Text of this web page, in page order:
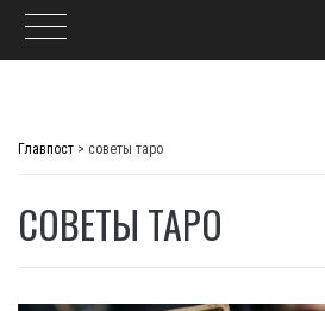
Главпост > советы таро
СОВЕТЫ ТАРО